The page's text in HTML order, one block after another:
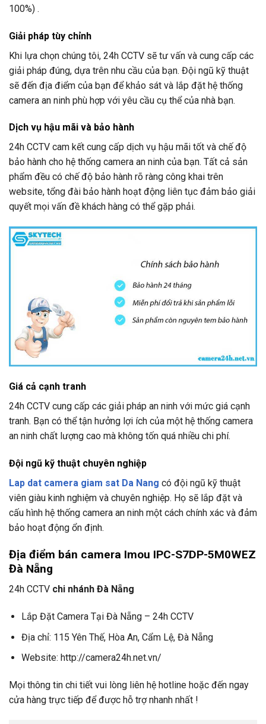
100%) .
Giải pháp tùy chỉnh
Khi lựa chọn chúng tôi, 24h CCTV sẽ tư vấn và cung cấp các
giải pháp đúng, dựa trên nhu cầu của bạn. Đội ngũ kỹ thuật
sẽ đến địa điểm của bạn để khảo sát và lắp đặt hệ thống
camera an ninh phù hợp với yêu cầu cụ thể của nhà bạn.
Dịch vụ hậu mãi và bảo hành
24h CCTV cam kết cung cấp dịch vụ hậu mãi tốt và chế độ
bảo hành cho hệ thống camera an ninh của bạn. Tất cả sản
phẩm đều có chế độ bảo hành rõ ràng công khai trên
website, tổng đài bảo hành hoạt động liên tục đảm bảo giải
quyết mọi vấn đề khách hàng có thể gặp phải.
Giá cả cạnh tranh
24h CCTV cung cấp các giải pháp an ninh với mức giá cạnh
tranh. Bạn có thể tận hưởng lợi ích của một hệ thống camera
an ninh chất lượng cao mà không tốn quá nhiều chi phí.
Đội ngũ kỹ thuật chuyên nghiệp
Lap dat camera giam sat Da Nang có đội ngũ kỹ thuật
viên giàu kinh nghiệm và chuyên nghiệp. Họ sẽ lắp đặt và
cấu hình hệ thống camera an ninh một cách chính xác và đảm
bảo hoạt động ổn định.
Địa điểm bán camera Imou IPC-S7DP-5M0WEZ
Đà Nẵng
24h CCTV chi nhánh Đà Nẵng
Lắp Đặt Camera Tại Đà Nẵng – 24h CCTV
Địa chỉ: 115 Yên Thế, Hòa An, Cẩm Lệ, Đà Nẵng
Website: http://camera24h.net.vn/
Mọi thông tin chi tiết vui lòng liên hệ hotline hoặc đến ngay
cửa hàng trực tiếp để được hỗ trợ nhanh nhất !